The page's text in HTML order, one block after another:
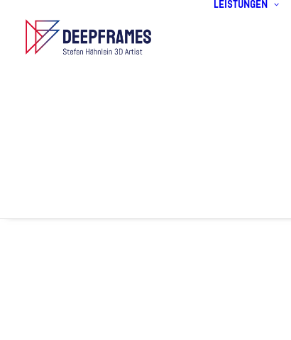
LEISTUNGEN